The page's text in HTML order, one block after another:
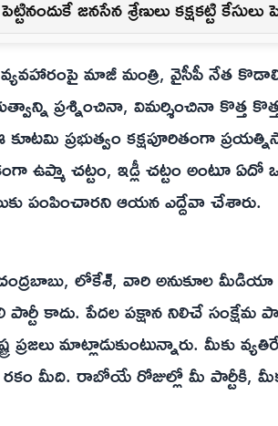
జనసేన శ్రేణులు కక్షకట్టి
మాజీ మంత్రి, వైసీపీ నేత
ప్రశ్నించినా, విమర్శించినా కొత్త కొత్త
కూటమి ప్రభుత్వం కక్షపూరితంగా
ఉప్మా చట్టం, ఇడ్లీ చట్టం అంటూ ఏదో
పంపించారని ఆయన ఎద్దేవా చేశారు.
చంద్రబాబు, లోకేశ్, వారి అనుకూల
కాదు. పేదల పక్షాన నిలిచే సంక్షేమ
ప్రజలు మాట్లాడుకుంటున్నారు. మీకు
రకం మీది. రాబోయే రోజుల్లో మీ పార్టీకి,